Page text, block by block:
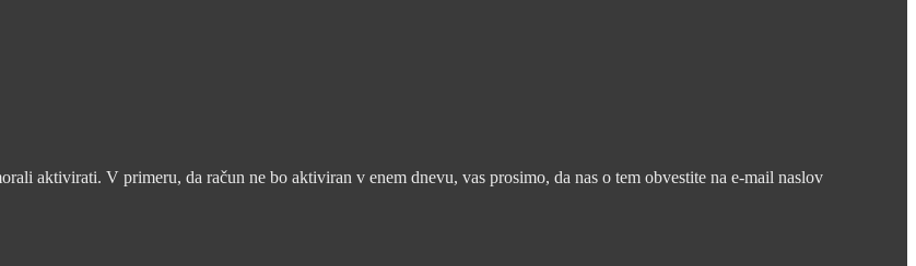
aktivirati. V primeru, da račun ne bo aktiviran v enem dnevu, vas prosimo, da nas o tem obvestite na e-mail naslov